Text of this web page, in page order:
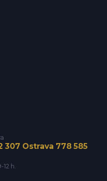
307 Ostrava 778 585
12 h.